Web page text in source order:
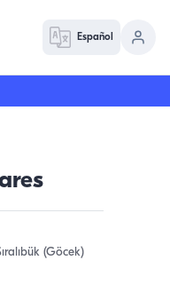
Español
(Göcek)